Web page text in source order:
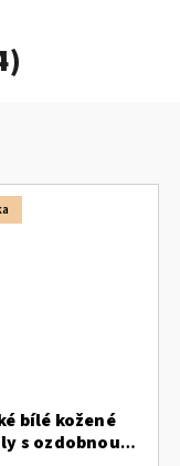
bílé kožené
s ozdobnou